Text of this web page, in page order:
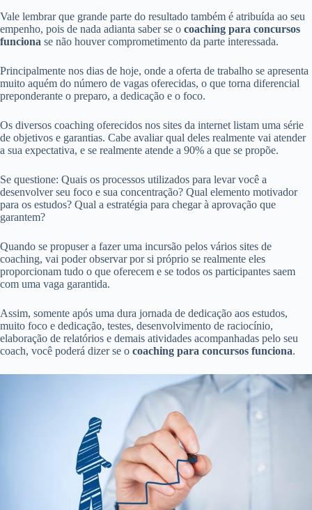
Vale lembrar que grande parte do resultado também é atribuída ao seu
empenho, pois de nada adianta saber se o coaching para concursos
funciona se não houver comprometimento da parte interessada.
Principalmente nos dias de hoje, onde a oferta de trabalho se apresenta
muito aquém do número de vagas oferecidas, o que torna diferencial
preponderante o preparo, a dedicação e o foco.
Os diversos coaching oferecidos nos sites da internet listam uma série
de objetivos e garantias. Cabe avaliar qual deles realmente vai atender
a sua expectativa, e se realmente atende a 90% a que se propõe.
Se questione: Quais os processos utilizados para levar você a
desenvolver seu foco e sua concentração? Qual elemento motivador
para os estudos? Qual a estratégia para chegar à aprovação que
garantem?
Quando se propuser a fazer uma incursão pelos vários sites de
coaching, vai poder observar por si próprio se realmente eles
proporcionam tudo o que oferecem e se todos os participantes saem
com uma vaga garantida.
Assim, somente após uma dura jornada de dedicação aos estudos,
muito foco e dedicação, testes, desenvolvimento de raciocínio,
elaboração de relatórios e demais atividades acompanhadas pelo seu
coach, você poderá dizer se o coaching para concursos funciona.